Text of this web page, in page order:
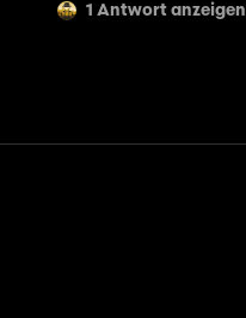
1 Antwort anzeigen